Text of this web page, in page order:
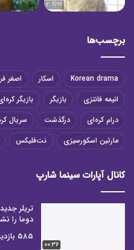
برچسب‌ها
Korean drama اسکار اصغر
انیمه فانتزی
بازیگر بازیگر
درام کره‌ای
درگذشت سریال
مارتین اسکورسیزی
نت‌فلیکس
کانال آپارات سینما شارپ
00:36
دوما را
585 بازدید